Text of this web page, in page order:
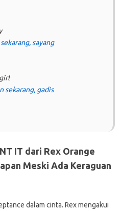
sayang
sekarang, gadis
IT dari Rex Orange
Meski Ada Keraguan
dalam cinta. Rex mengakui